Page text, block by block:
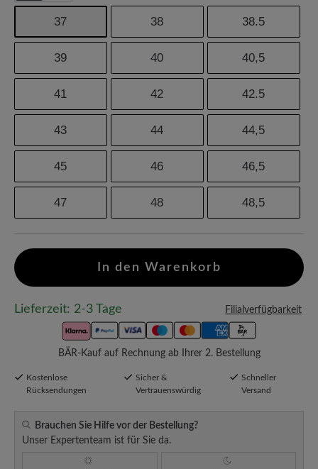
37 38 38.5
39 40 40,5
41 42 42.5
43 44 44,5
45 46 46,5
47 48 48,5
In den Warenkorb
Lieferzeit: 2-3 Tage Filialverfügbarkeit
BÄR-Kauf auf Rechnung ab Ihrer 2. Bestellung
Kostenlose
Rücksendungen
Sicher &
Vertrauenswürdig
Schneller
Versand
Brauchen Sie Hilfe vor der Bestellung?
Unser Expertenteam ist für Sie da.